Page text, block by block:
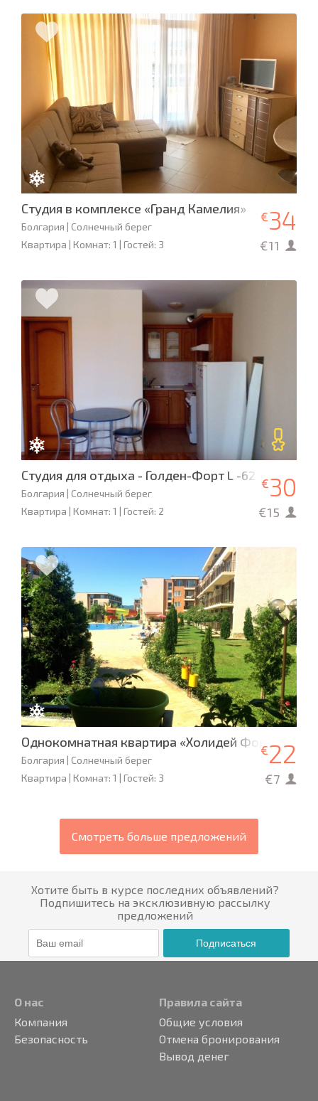
Студия в комплексе «Гранд Камелия»
Болгария | Солнечный берег
Квартира | Комнат: 1 | Гостей: 3
€34
€11
Студия для отдыха - Голден-Форт L -62
Болгария | Солнечный берег
Квартира | Комнат: 1 | Гостей: 2
€30
€15
Однокомнатная квартира «Холидей Форт Гольф
Болгария | Солнечный берег
Квартира | Комнат: 1 | Гостей: 3
€22
€7
Смотреть больше предложений
Хотите быть в курсе последних объявлений?
Подпишитесь на эксклюзивную рассылку
предложений
Подписаться
О нас
Компания
Безопасность
Правила сайта
Общие условия
Отмена бронирования
Вывод денег